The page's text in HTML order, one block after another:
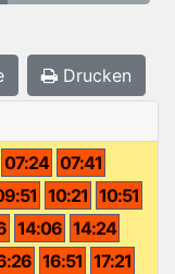
Drucken
07:24 07:41
10:21 10:51
14:06 14:24
16:51 17:21